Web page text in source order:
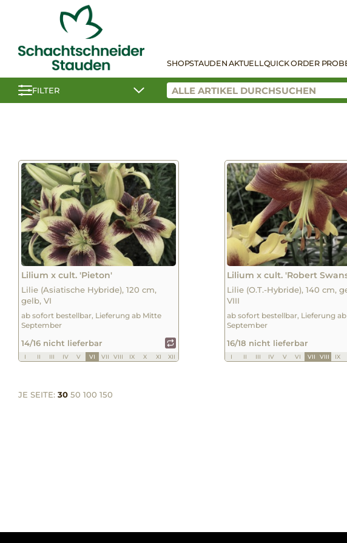
SHOPSTAUDEN AKTUELLQUICK ORDER PRO
FILTER
Lilium x cult. 'Pieton'
Lilie (Asiatische Hybride), 120 cm,
gelb, VI
ab sofort bestellbar, Lieferung ab Mitte
September
14/16 nicht lieferbar
I II III IV V VI VII VIII IX X XI XII
Lilium x cult. 'Robert
Lilie (O.T.-Hybride), 140 cm,
VIII
ab sofort bestellbar, Lieferung
September
16/18 nicht lieferbar
I II III IV V VI VII VIII IX
JE SEITE: 30 50 100 150